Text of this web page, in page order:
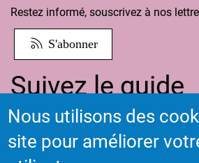
Restez informé, souscrivez à nos
S'abonner
Suivez le guide
Informations sur l'utilisation de votre
Voir le guide
Nous utilisons des
site pour améliorer